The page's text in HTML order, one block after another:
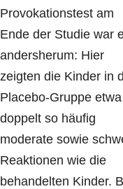
Provokationstest am
Ende der Studie war
andersherum: Hier
zeigten die Kinder in
Placebo-Gruppe etwa
doppelt so häufig
moderate sowie
Reaktionen wie die
behandelten Kinder.